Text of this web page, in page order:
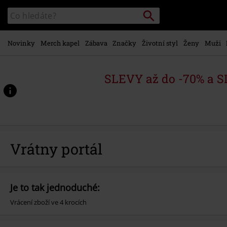
hlavnímu
obsahu
Katalog
vyhledávání
Vyhledávání
Novinky Merch kapel Zábava Značky Životní styl Ženy Muži
SLEVY až do -70% a
Vrátny portál
Je to tak jednoduché:
Vrácení zboží ve 4 krocích